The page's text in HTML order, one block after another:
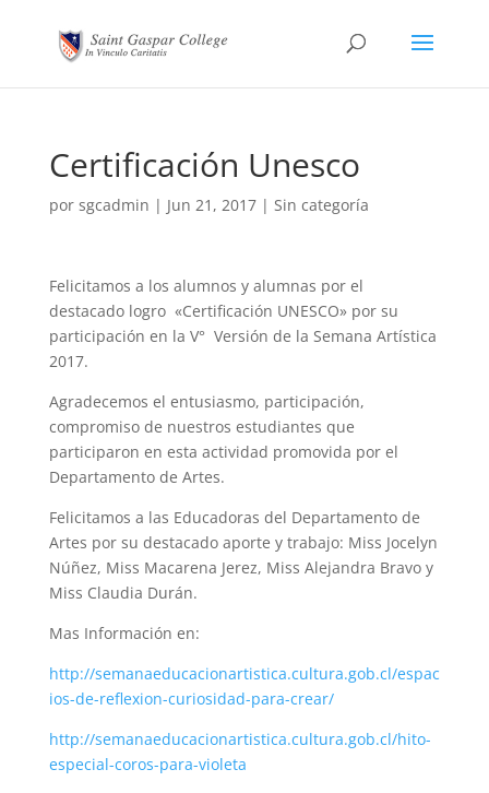
Certificación Unesco
por sgcadmin | Jun 21, 2017| Sin categoría
Felicitamos a los alumnos y alumnas por el
destacado logro «Certificación UNESCO» por su
participación en la V° Versión de la Semana Artística
2017.
Agradecemos el entusiasmo, participación,
compromiso de nuestros estudiantes que
participaron en esta actividad promovida por el
Departamento de Artes.
Felicitamos a las Educadoras del Departamento de
Artes por su destacado aporte y trabajo: Miss Jocelyn
Núñez, Miss Macarena Jerez, Miss Alejandra Bravo y
Miss Claudia Durán.
Mas Información en:
http://semanaeducacionartistica.cultura.gob.cl/espac
ios-de-reflexion-curiosidad-para-crear/
http://semanaeducacionartistica.cultura.gob.cl/hito-
especial-coros-para-violeta